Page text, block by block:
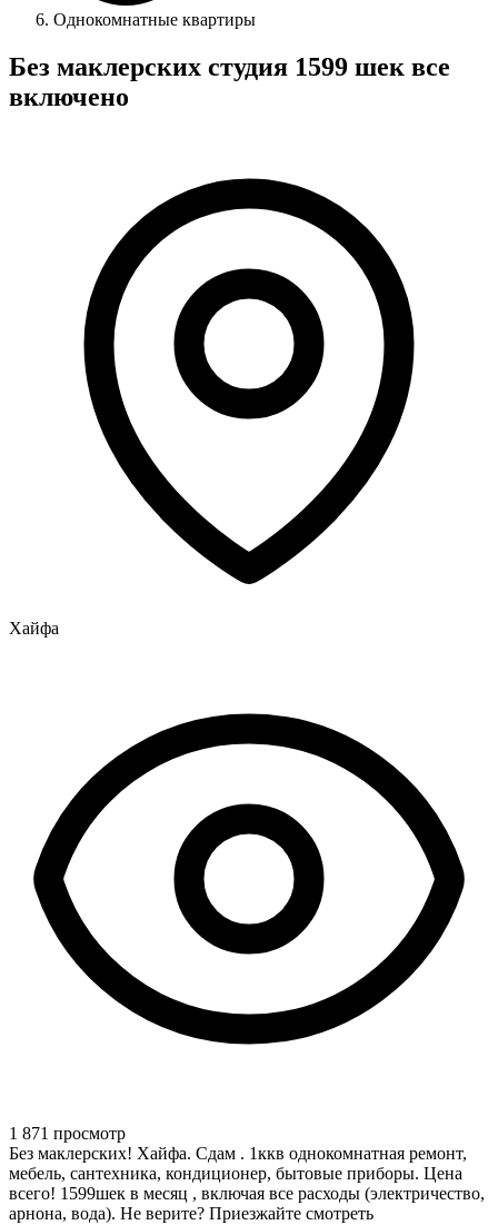
Однокомнатные квартиры
Без маклерских студия 1599 шек все
включено
Хайфа
1 871 просмотр
Без маклерских! Хайфа. Сдам . 1ккв однокомнатная ремонт,
мебель, сантехника, кондиционер, бытовые приборы. Цена
всего! 1599шек в месяц , включая все расходы (электричество,
арнона, вода). Не верите? Приезжайте смотреть